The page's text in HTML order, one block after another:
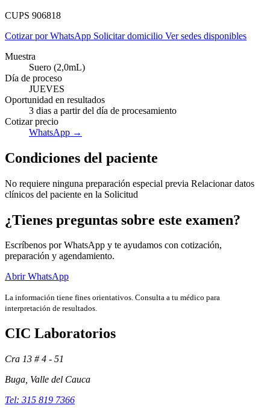
Empresas
Exámenes
CUPS 906818
Cotizar por WhatsApp Solicitar domicilio Ver sedes disponibles
Muestra
Suero (2,0mL)
Día de proceso
JUEVES
Oportunidad en resultados
3 dias a partir del día de procesamiento
Cotizar precio
WhatsApp →
Condiciones del paciente
No requiere ninguna preparación especial previa Relacionar datos
clínicos del paciente en la Solicitud
¿Tienes preguntas sobre este examen?
Escríbenos por WhatsApp y te ayudamos con cotización,
preparación y agendamiento.
Abrir WhatsApp
La información tiene fines orientativos. Consulta a tu médico para
interpretación de resultados.
CIC Laboratorios
Cra 13 # 4 - 51
Buga, Valle del Cauca
Tel: 315 819 7366